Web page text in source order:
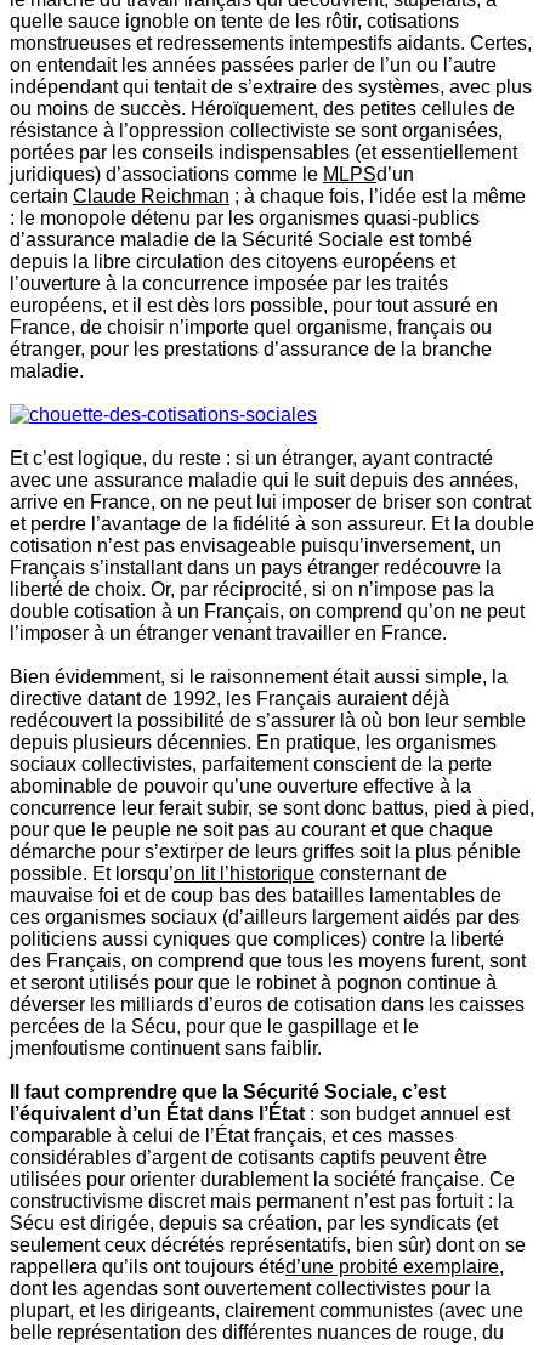
quelle sauce ignoble on tente de les rôtir, cotisations
monstrueuses et redressements intempestifs aidants. Certes,
on entendait les années passées parler de l’un ou l’autre
indépendant qui tentait de s’extraire des systèmes, avec plus
ou moins de succès. Héroïquement, des petites cellules de
résistance à l’oppression collectiviste se sont organisées,
portées par les conseils indispensables (et essentiellement
juridiques) d’associations comme le MLPSd’un
certain Claude Reichman ; à chaque fois, l’idée est la même
: le monopole détenu par les organismes quasi-publics
d’assurance maladie de la Sécurité Sociale est tombé
depuis la libre circulation des citoyens européens et
l’ouverture à la concurrence imposée par les traités
européens, et il est dès lors possible, pour tout assuré en
France, de choisir n’importe quel organisme, français ou
étranger, pour les prestations d’assurance de la branche
maladie.
Et c’est logique, du reste : si un étranger, ayant contracté
avec une assurance maladie qui le suit depuis des années,
arrive en France, on ne peut lui imposer de briser son contrat
et perdre l’avantage de la fidélité à son assureur. Et la double
cotisation n’est pas envisageable puisqu’inversement, un
Français s’installant dans un pays étranger redécouvre la
liberté de choix. Or, par réciprocité, si on n’impose pas la
double cotisation à un Français, on comprend qu’on ne peut
l’imposer à un étranger venant travailler en France.
Bien évidemment, si le raisonnement était aussi simple, la
directive datant de 1992, les Français auraient déjà
redécouvert la possibilité de s’assurer là où bon leur semble
depuis plusieurs décennies. En pratique, les organismes
sociaux collectivistes, parfaitement conscient de la perte
abominable de pouvoir qu’une ouverture effective à la
concurrence leur ferait subir, se sont donc battus, pied à pied,
pour que le peuple ne soit pas au courant et que chaque
démarche pour s’extirper de leurs griffes soit la plus pénible
possible. Et lorsqu’on lit l’historique consternant de
mauvaise foi et de coup bas des batailles lamentables de
ces organismes sociaux (d’ailleurs largement aidés par des
politiciens aussi cyniques que complices) contre la liberté
des Français, on comprend que tous les moyens furent, sont
et seront utilisés pour que le robinet à pognon continue à
déverser les milliards d’euros de cotisation dans les caisses
percées de la Sécu, pour que le gaspillage et le
jmenfoutisme continuent sans faiblir.
Il faut comprendre que la Sécurité Sociale, c’est
l’équivalent d’un État dans l’État : son budget annuel est
comparable à celui de l’État français, et ces masses
considérables d’argent de cotisants captifs peuvent être
utilisées pour orienter durablement la société française. Ce
constructivisme discret mais permanent n’est pas fortuit : la
Sécu est dirigée, depuis sa création, par les syndicats (et
seulement ceux décrétés représentatifs, bien sûr) dont on se
rappellera qu’ils ont toujours étéd’une probité exemplaire,
dont les agendas sont ouvertement collectivistes pour la
plupart, et les dirigeants, clairement communistes (avec une
belle représentation des différentes nuances de rouge, du